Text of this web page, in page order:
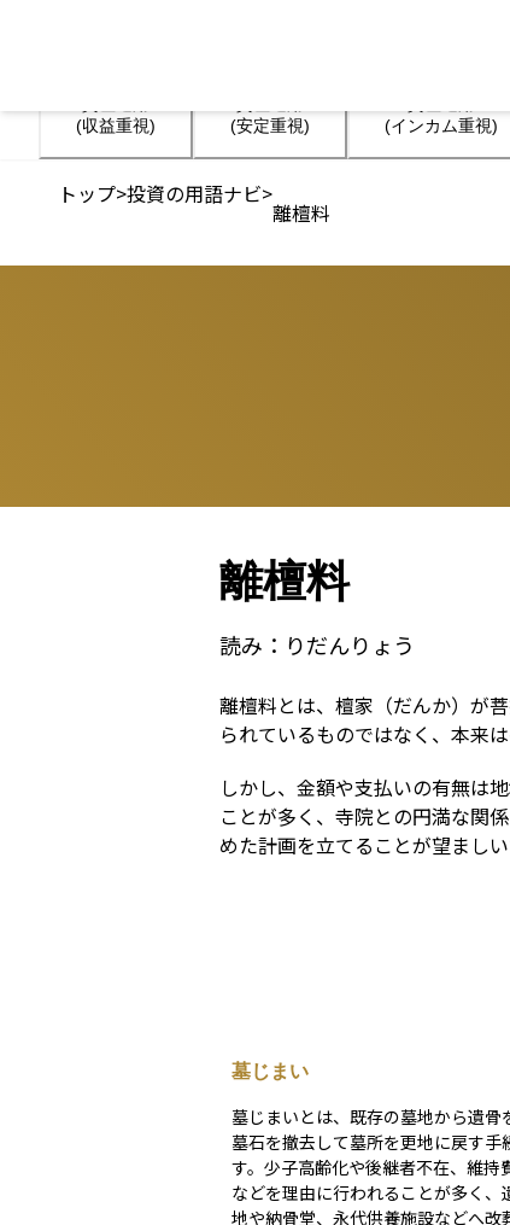
(収益重視)
(安定重視)
(インカム重視)
トップ>投資の用語ナビ>
離檀料
離檀料
読み： りだんりょう
離檀料とは、檀家（だんか）が
られているものではなく、本来
しかし、金額や支払いの有無は
ことが多く、寺院との円満な関
めた計画を立てることが望ましい
墓じまい
墓じまいとは、既存の墓地から遺骨
墓石を撤去して墓所を更地に戻す手
す。少子高齢化や後継者不在、維持
などを理由に行われることが多く、
地や納骨堂、永代供養施設などへ改葬